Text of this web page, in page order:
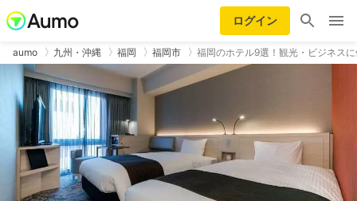
ログイン
aumo 九州・沖縄 福岡 福岡市 福岡のホテル9選！観光・ビジネス